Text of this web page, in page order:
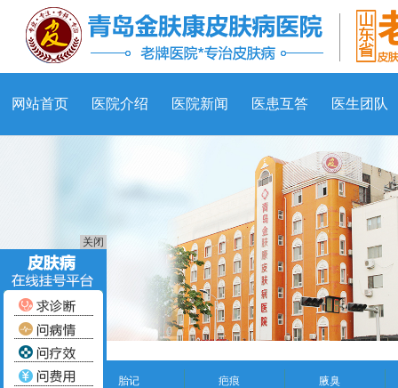
网站首页 医院介绍 医院新闻 医患互答 医生团队
胎记 疤痕
腋臭
关闭